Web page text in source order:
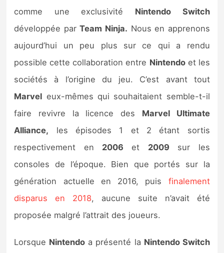
Autres tests
Previews
Précommandes
Précommandes jeux Switch 2
Sorties de jeux
Bons plans
Guides
comme une exclusivité Nintendo Switch
développée parTeam Ninja. Nous en apprenons
aujourd’hui un peu plus sur ce qui a rendu
possible cette collaboration entre Nintendoet les
sociétés à l’origine du jeu. C’est avant tout
Marvel eux-mêmes qui souhaitaient semble-t-il
faire revivre la licence des Marvel Ultimate
Alliance, les épisodes 1 et 2 étant sortis
respectivement en 2006 et 2009 sur les
consoles de l’époque. Bien que portés sur la
génération actuelle en 2016, puis finalement
disparus en 2018, aucune suite n’avait été
proposée malgré l’attrait des joueurs.
Lorsque Nintendo a présenté la Nintendo Switch